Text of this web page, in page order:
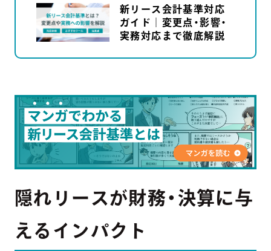
新リース会計基準対応
ガイド｜変更点・影響・
実務対応まで徹底解説
隠れリースが財務・決算に与
えるインパクト